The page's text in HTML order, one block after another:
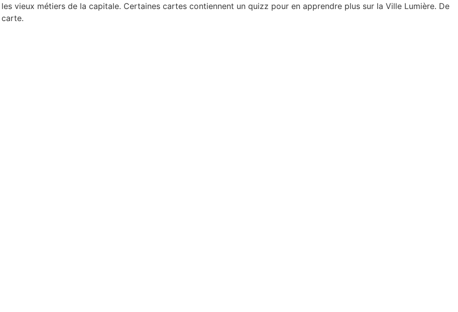
vieux métiers de la capitale. Certaines cartes contiennent un quizz pour en apprendre plus sur la Ville Lumière. De